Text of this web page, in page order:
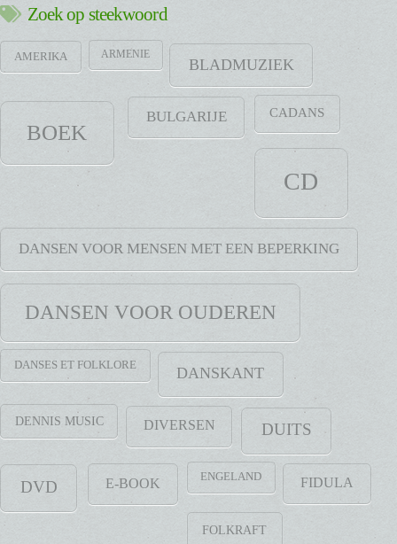
Zoek op steekwoord
AMERIKA ARMENIE
BLADMUZIEK
BOEK
BULGARIJE CADANS
CD
DANSEN VOOR MENSEN MET EEN BEPERKING
DANSEN VOOR OUDEREN
DANSES ET FOLKLORE DANSKANT
DENNIS MUSIC DIVERSEN DUITS
DVD E-BOOK ENGELAND FIDULA
FOLKRAFT